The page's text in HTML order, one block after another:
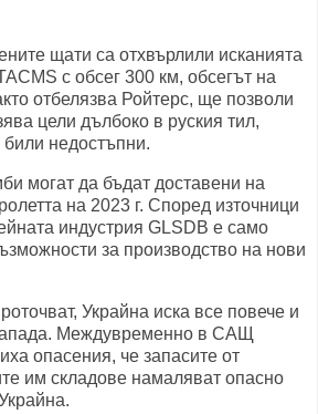
щати са отхвърлили исканията
с обсег 300 км, обсегът на
отбелязва Ройтерс, ще позволи
цели дълбоко в руския тил,
били недостъпни.
могат да бъдат доставени на
на 2023 г. Според източници
индустрия GLSDB е само
за производство на нови
Украйна иска все повече и
Междувременно в САЩ
опасения, че запасите от
им складове намаляват опасно